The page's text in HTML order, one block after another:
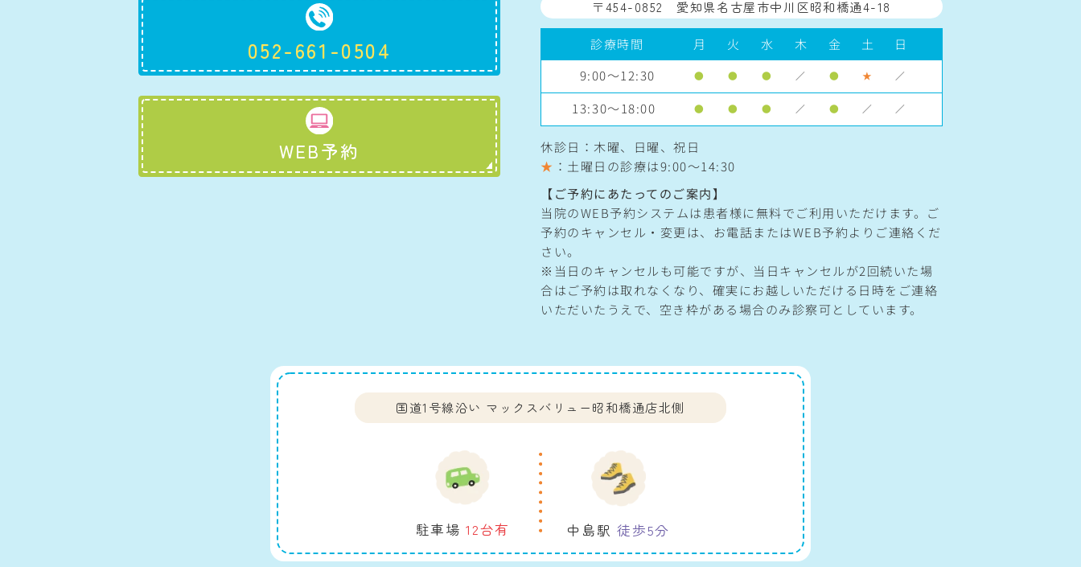
052-661-0504
WEB予約
〒454-0852 愛知県名古屋市中川区昭和橋通4-18
診療時間 月 火 水 木 金 土
日
9:00～12:30
● ● ● ／ ● ★ ／
13:30～18:00 ● ● ● ／ ● ／ ／
休診日：木曜、日曜、祝日
★ ：土曜日の診療は9:00〜14:30
【ご予約にあたってのご案内】
当院のWEB予約システムは患者様に無料でご利用いただけます。ご
予約のキャンセル・変更は、お電話またはWEB予約よりご連絡くだ
さい。
※当日のキャンセルも可能ですが、当日キャンセルが2回続いた場
合はご予約は取れなくなり、確実にお越しいただける日時をご連絡
いただいたうえで、空き枠がある場合のみ診察可としています。
国道1号線沿い マックスバリュー昭和橋通店北側
駐車場12台有 中島駅徒歩5分